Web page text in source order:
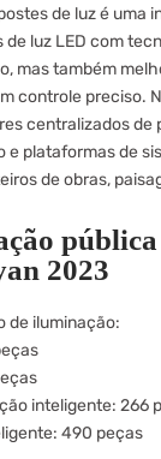
de luz é
luz LED com
mas também
controle preciso.
centralizados
plataformas de
de obras,
2023
de iluminação:
inteligente: 266
490 peças